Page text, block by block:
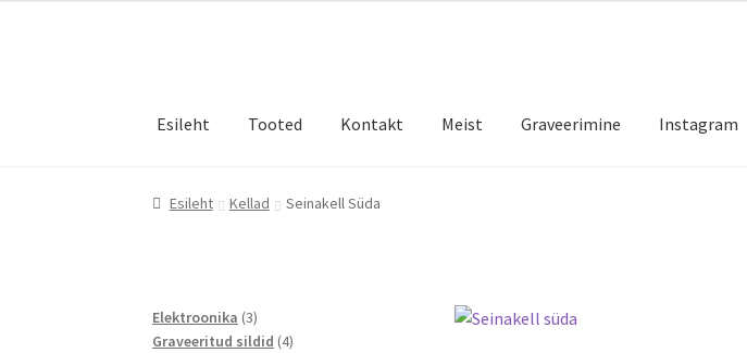
Esileht Tooted Kontakt Meist Graveerimine Instagram
Esileht Kellad Seinakell Süda
Elektroonika 33
toodet
Graveeritud sildid 44